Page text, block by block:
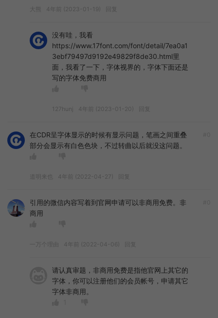
大熊 4年前 (2023-01-19) 回复
没有哇，我看
https://www.17font.com/font/detail/7ea0a1
3ebf79497d9192e49829f8de30.html里
面，我看了一下，字体视界的，字体下面还是
写的字体免费商用
127hunj 4年前 (2023-01-20) 回复
在CDR呈字体显示的时候有显示问题，笔画之间重叠
部分会显示有白色色块，不过转曲以后就没这问题。
道明来也 4年前 (2022-04-27) 回复
引用的微信内容写着到官网申请可以非商用免费。非
商用
一万个理由 4年前 (2022-04-06) 回复
请认真审题，非商用免费是指他官网上其它的
字体，你可以注册他们的会员帐号，申请其它
字体非商用。